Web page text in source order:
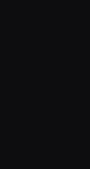
pestaña)
pestaña)